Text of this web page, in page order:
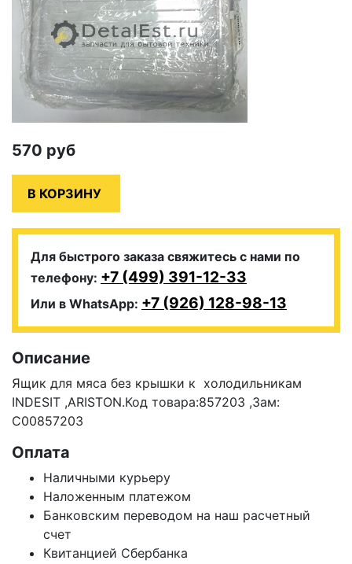
570 руб
Для быстрого заказа свяжитесь с нами по
телефону: +7 (499) 391-12-33
Или в WhatsApp: +7 (926) 128-98-13
Описание
Ящик для мяса без крышки к холодильникам
INDESIT ,ARISTON.Код товара:857203 ,Зам:
C00857203
Оплата
Наличными курьеру
Наложенным платежом
Банковским переводом на наш расчетный
счет
Квитанцией Сбербанка